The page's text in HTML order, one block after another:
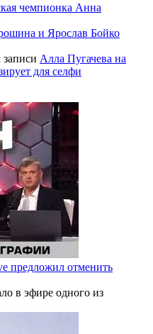
чемпионка Анна
и Ярослав Бойко
записи Алла Пугачева на
для селфи
предложил отменить
в эфире одного из